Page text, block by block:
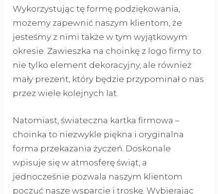
Wykorzystując tę formę podziękowania,
możemy zapewnić naszym klientom, że
jesteśmy z nimi także w tym wyjątkowym
okresie. Zawieszka na choinkę z logo firmy to
nie tylko element dekoracyjny, ale również
mały prezent, który będzie przypominał o nas
przez wiele kolejnych lat.
Natomiast, świateczna kartka firmowa –
choinka to niezwykle piękna i oryginalna
forma przekazania życzeń. Doskonale
wpisuje się w atmosferę świąt, a
jednocześnie pozwala naszym klientom
poczuć nasze wsparcie i troskę. Wybierając